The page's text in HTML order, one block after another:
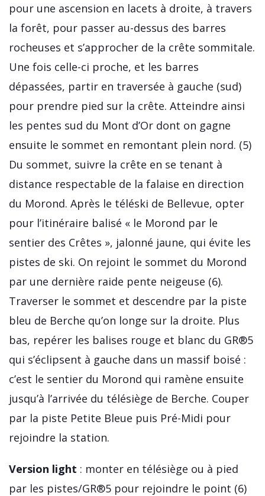
pour une ascension en lacets à droite, à travers
la forêt, pour passer au-dessus des barres
rocheuses et s’approcher de la crête sommitale.
Une fois celle-ci proche, et les barres
dépassées, partir en traversée à gauche (sud)
pour prendre pied sur la crête. Atteindre ainsi
les pentes sud du Mont d’Or dont on gagne
ensuite le sommet en remontant plein nord. (5)
Du sommet, suivre la crête en se tenant à
distance respectable de la falaise en direction
du Morond. Après le téléski de Bellevue, opter
pour l’itinéraire balisé « le Morond par le
sentier des Crêtes », jalonné jaune, qui évite les
pistes de ski. On rejoint le sommet du Morond
par une dernière raide pente neigeuse (6).
Traverser le sommet et descendre par la piste
bleu de Berche qu’on longe sur la droite. Plus
bas, repérer les balises rouge et blanc du GR®5
qui s’éclipsent à gauche dans un massif boisé :
c’est le sentier du Morond qui ramène ensuite
jusqu’à l’arrivée du télésiège de Berche. Couper
par la piste Petite Bleue puis Pré-Midi pour
rejoindre la station.
Version light : monter en télésiège ou à pied
par les pistes/GR®5 pour rejoindre le point (6)